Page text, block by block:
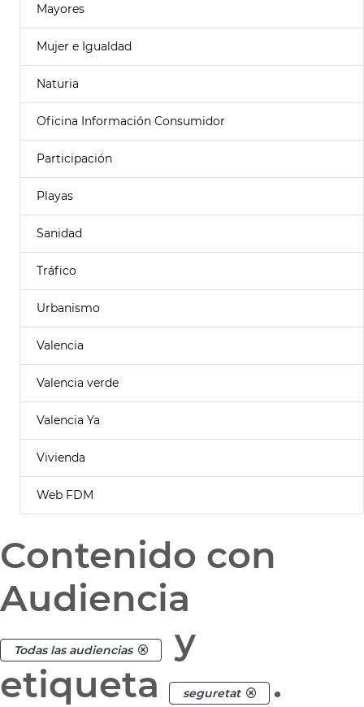
Mayores
Mujer e Igualdad
Naturia
Oficina Información Consumidor
Participación
Playas
Sanidad
Tráfico
Urbanismo
Valencia
Valencia verde
Valencia Ya
Vivienda
Web FDM
Contenido con
Audiencia
Todas las audiencias
y
etiqueta
seguretat .